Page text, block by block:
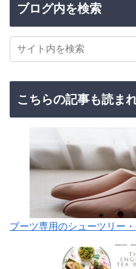
ブログ内を検索
こちらの記事も読ま
ブーツ専用のシューツリー